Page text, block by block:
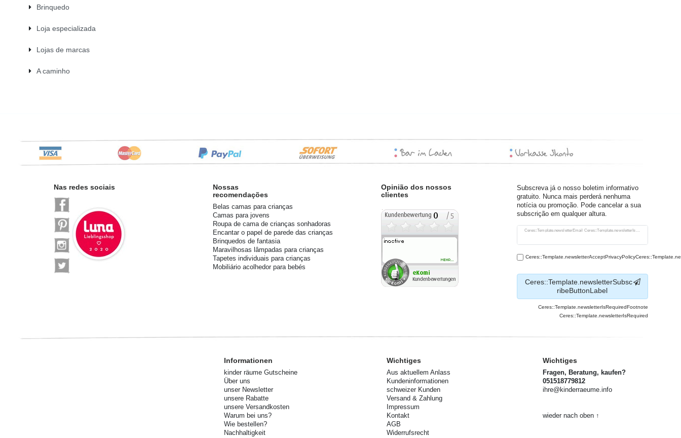
Brinquedo
Loja especializada
Lojas de marcas
A caminho
Nas redes sociais
Nossas
recomendações
Belas camas para crianças
Camas para jovens
Roupa de cama de crianças sonhadoras
Encantar o papel de parede das crianças
Brinquedos de fantasia
Maravilhosas lâmpadas para crianças
Tapetes individuais para crianças
Mobiliário acolhedor para bebés
Opinião dos nossos
clientes
Subscreva já o nosso boletim informativo
gratuito. Nunca mais perderá nenhuma
notícia ou promoção. Pode cancelar a sua
subscrição em qualquer altura.
Ceres::Template.newsletterHoneypotLabel
Ceres::Template.newsletterSubsc
ribeButtonLabel
Ceres::Template.newsletterIsRequiredFootnote
Ceres::Template.newsletterIsRequired
Informationen
kinder räume Gutscheine
Über uns
unser Newsletter
unsere Rabatte
unsere Versandkosten
Warum bei uns?
Wie bestellen?
Nachhaltigkeit
Wichtiges
Aus aktuellem Anlass
Kundeninformationen
schweizer Kunden
Versand & Zahlung
Impressum
Kontakt
AGB
Widerrufsrecht
Wichtiges
Fragen, Beratung, kaufen?
051518779812
ihre@kinderraeume.info
wieder nach oben ↑